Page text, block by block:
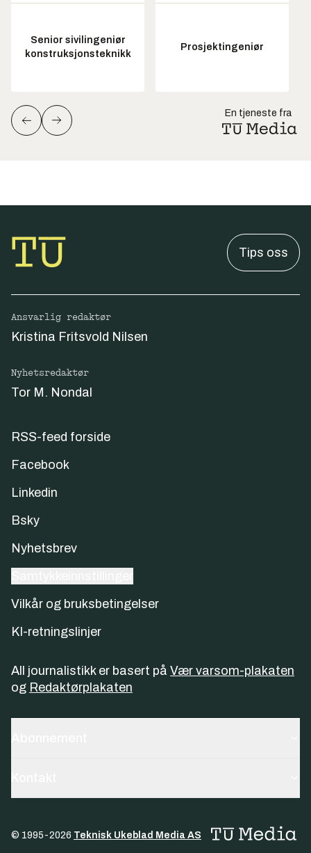
Senior sivilingeniør
konstruksjonsteknikk
Prosjektingeniør
En tjeneste fra
Tips oss
Ansvarlig redaktør
Kristina Fritsvold Nilsen
Nyhetsredaktør
Tor M. Nondal
RSS-feed forside
Facebook
Linkedin
Bsky
Nyhetsbrev
Vilkår og bruksbetingelser
KI-retningslinjer
All journalistikk er basert på Vær varsom-plakaten
og Redaktørplakaten
© 1995-2026 Teknisk Ukeblad Media AS